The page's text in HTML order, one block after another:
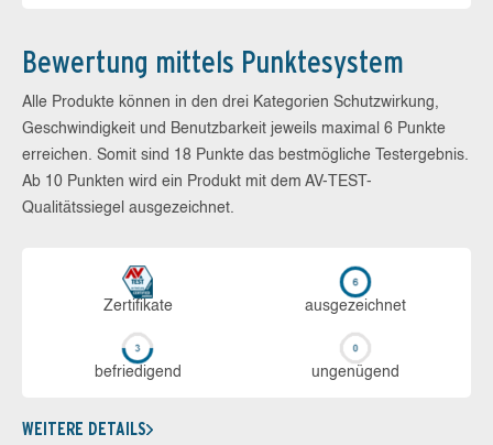
Bewertung mittels Punktesystem
Alle Produkte können in den drei Kategorien Schutzwirkung,
Geschwindigkeit und Benutzbarkeit jeweils maximal 6 Punkte
erreichen. Somit sind 18 Punkte das bestmögliche Testergebnis.
Ab 10 Punkten wird ein Produkt mit dem AV-TEST-
Qualitätssiegel ausgezeichnet.
Zerti­fikate aus­ge­zeich­net
be­frie­di­gend un­ge­nü­gend
WEITERE DETAILS